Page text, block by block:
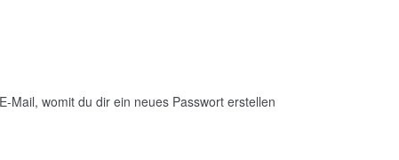
Mail, womit du dir ein neues Passwort erstellen